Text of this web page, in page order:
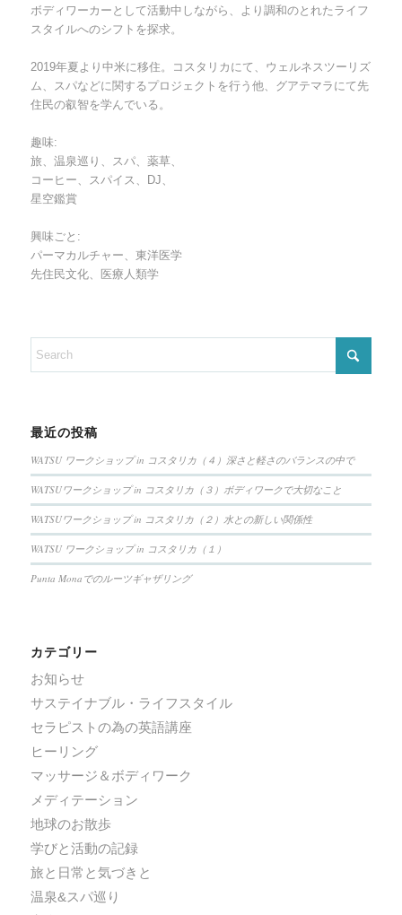
ボディワーカーとして活動中しながら、より調和のとれたライフ
スタイルへのシフトを探求。
2019年夏より中米に移住。コスタリカにて、ウェルネスツーリズ
ム、スパなどに関するプロジェクトを行う他、グアテマラにて先
住民の叡智を学んでいる。
趣味:
旅、温泉巡り、スパ、薬草、
コーヒー、スパイス、DJ、
星空鑑賞
興味ごと:
パーマカルチャー、東洋医学
先住民文化、医療人類学
最近の投稿
WATSU ワークショップ in コスタリカ（４）深さと軽さのバランスの中で
WATSUワークショップ in コスタリカ（３）ボディワークで大切なこと
WATSUワークショップ in コスタリカ（２）水との新しい関係性
WATSU ワークショップ in コスタリカ（１）
Punta Monaでのルーツギャザリング
カテゴリー
お知らせ
サステイナブル・ライフスタイル
セラピストの為の英語講座
ヒーリング
マッサージ＆ボディワーク
メディテーション
地球のお散歩
学びと活動の記録
旅と日常と気づきと
温泉&スパ巡り